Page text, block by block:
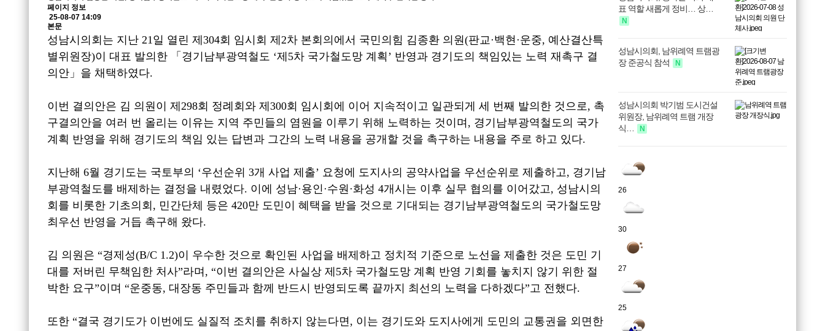
페이지 정보
25-08-07 14:09
본문
성남시의회는 지난 21일 열린 제 304회 임시회 제 2차 본회의에서 국민의힘 김종환 의원(판교·백현 ·운중, 예산결산특
별위원장)이 대표 발의한 「 경기남부광역철도 ‘제 5차 국가철도망 계획 ’ 반영과 경기도의 책임있는 노력 재촉구 결
의안 」 을 채택하였다.
이번 결의안은 김 의원이 제 298회 정례회와 제 300회 임시회에 이어 지속적이고 일관되게 세 번째 발의한 것으로, 촉
구결의안을 여러 번 올리는 이유는 지역 주민들의 염원을 이루기 위해 노력하는 것이며 , 경기남부광역철도의 국가
계획 반영을 위해 경기도의 책임 있는 답변과 그간의 노력 내용을 공개할 것을 촉구하는 내용을 주로 하고 있다.
지난해 6월 경기도는 국토부의 ‘우선순위 3개 사업 제출’ 요청에 도지사의 공약사업을 우선순위로 제출하고, 경기남
부광역철도를 배제하는 결정을 내렸었다. 이에 성남·용인 ·수원 ·화성 4개시는 이후 실무 협의를 이어갔고, 성남시의
회를 비롯한 기초의회 , 민간단체 등은 420만 도민이 혜택을 받을 것으로 기대되는 경기남부광역철도의 국가철도망
최우선 반영을 거듭 촉구해 왔다.
김 의원은 “경제성(B/C 1.2)이 우수한 것으로 확인된 사업을 배제하고 정치적 기준으로 노선을 제출한 것은 도민 기
대를 저버린 무책임한 처사”라며 , “이번 결의안은 사실상 제 5차 국가철도망 계획 반영 기회를 놓치지 않기 위한 절
박한 요구”이며 “운중동, 대장동 주민들과 함께 반드시 반영되도록 끝까지 최선의 노력을 다하겠다”고 전했다.
또한 “결국 경기도가 이번에도 실질적 조치를 취하지 않는다면, 이는 경기도와 도지사에게 도민의 교통권을 외면한
표 역할 새롭게 정비… 상…
N
성남시의회, 남위례역 트램광
장 준공식 참석
N
성남시의회 박기범 도시건설
위원장, 남위례역 트램 개장
식…
N
26
30
27
25